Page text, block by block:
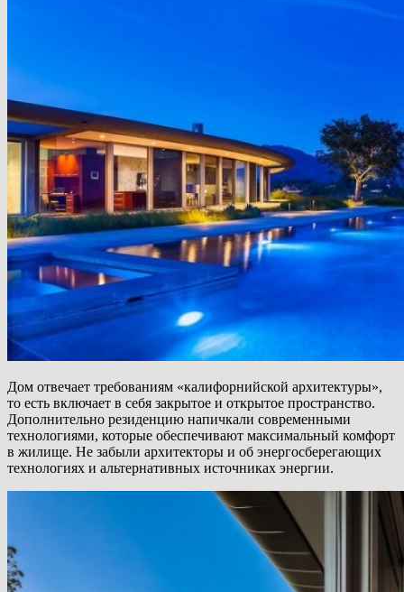
Дом отвечает требованиям «калифорнийской архитектуры»,
то есть включает в себя закрытое и открытое пространство.
Дополнительно резиденцию напичкали современными
технологиями, которые обеспечивают максимальный комфорт
в жилище. Не забыли архитекторы и об энергосберегающих
технологиях и альтернативных источниках энергии.